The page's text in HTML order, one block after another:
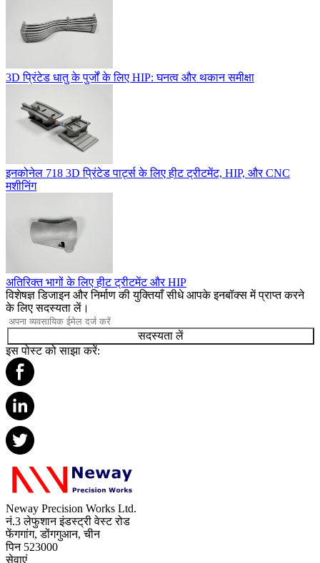
3D प्रिंटेड धातु के पुर्जों के लिए HIP: घनत्व और थकान समीक्षा
इनकोनेल 718 3D प्रिंटेड पार्ट्स के लिए हीट ट्रीटमेंट, HIP, और CNC
मशीनिंग
अतिरिक्त भागों के लिए हीट ट्रीटमेंट और HIP
विशेषज्ञ डिजाइन और निर्माण की युक्तियाँ सीधे आपके इनबॉक्स में प्राप्त करने
के लिए सदस्यता लें।
सदस्यता लें
इस पोस्ट को साझा करें:
Neway Precision Works Ltd.
नं.3 लेफुशान इंडस्ट्री वेस्ट रोड
फेंगगांग, डोंगगुआन, चीन
पिन 523000
सेवाएं